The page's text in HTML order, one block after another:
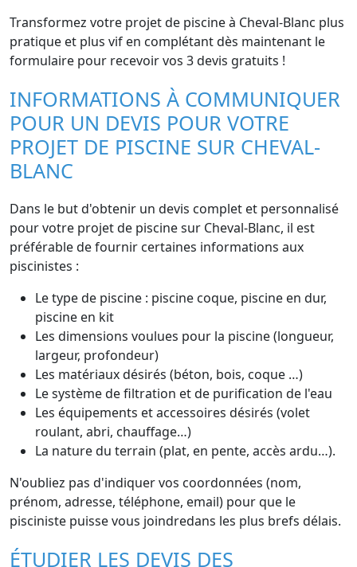
Transformez votre projet de piscine à Cheval-Blanc plus
pratique et plus vif en complétant dès maintenant le
formulaire pour recevoir vos 3 devis gratuits !
INFORMATIONS À COMMUNIQUER
POUR UN DEVIS POUR VOTRE
PROJET DE PISCINE SUR CHEVAL-
BLANC
Dans le but d'obtenir un devis complet et personnalisé
pour votre projet de piscine sur Cheval-Blanc, il est
préférable de fournir certaines informations aux
piscinistes :
Le type de piscine : piscine coque, piscine en dur,
piscine en kit
Les dimensions voulues pour la piscine (longueur,
largeur, profondeur)
Les matériaux désirés (béton, bois, coque …)
Le système de filtration et de purification de l'eau
Les équipements et accessoires désirés (volet
roulant, abri, chauffage…)
La nature du terrain (plat, en pente, accès ardu…).
N'oubliez pas d'indiquer vos coordonnées (nom,
prénom, adresse, téléphone, email) pour que le
pisciniste puisse vous joindredans les plus brefs délais.
ÉTUDIER LES DEVIS DES